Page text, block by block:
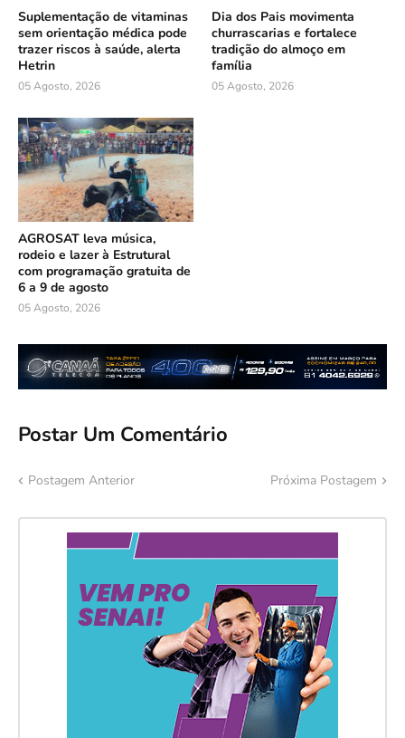
Suplementação de vitaminas
sem orientação médica pode
trazer riscos à saúde, alerta
Hetrin
05 Agosto, 2026
Dia dos Pais movimenta
churrascarias e fortalece
tradição do almoço em
família
05 Agosto, 2026
AGROSAT leva música,
rodeio e lazer à Estrutural
com programação gratuita de
6 a 9 de agosto
05 Agosto, 2026
Postar Um Comentário
Postagem Anterior Próxima Postagem